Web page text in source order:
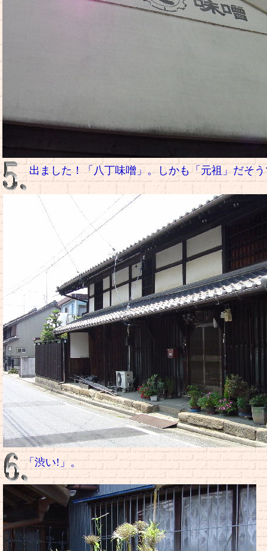
出ました！「八丁味噌」。しかも「元祖」だそ
「渋い!」。